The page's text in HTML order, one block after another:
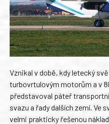
Vznikal v době, kdy letecký
turbovrtulovým motorům a v
představoval páteř
svazu a řady dalších zemí. Ve
velmi prakticky řešenou